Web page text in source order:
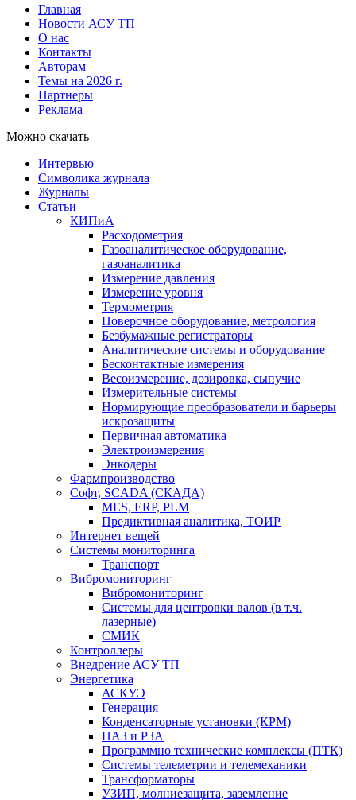
Главная
Новости АСУ ТП
О нас
Контакты
Авторам
Темы на 2026 г.
Партнеры
Реклама
Можно скачать
Интервью
Символика журнала
Журналы
Статьи
КИПиА
Расходометрия
Газоаналитическое оборудование,
газоаналитика
Измерение давления
Измерение уровня
Термометрия
Поверочное оборудование, метрология
Безбумажные регистраторы
Аналитические системы и оборудование
Бесконтактные измерения
Весоизмерение, дозировка, сыпучие
Измерительные системы
Нормирующие преобразователи и барьеры
искрозащиты
Первичная автоматика
Электроизмерения
Энкодеры
Фармпроизводство
Софт, SCADA (СКАДА)
MES, ERP, PLM
Предиктивная аналитика, ТОИР
Интернет вещей
Системы мониторинга
Транспорт
Вибромониторинг
Вибромониторинг
Системы для центровки валов (в т.ч.
лазерные)
СМИК
Контроллеры
Внедрение АСУ ТП
Энергетика
АСКУЭ
Генерация
Конденсаторные установки (КРМ)
ПАЗ и РЗА
Программно технические комплексы (ПТК)
Системы телеметрии и телемеханики
Трансформаторы
УЗИП, молниезащита, заземление